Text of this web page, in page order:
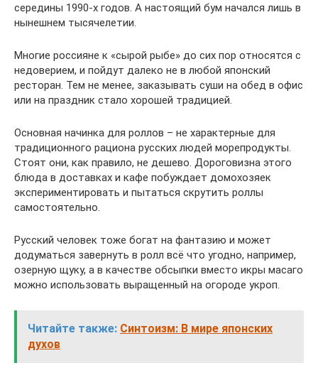
середины 1990-х годов. А настоящий бум начался лишь в
нынешнем тысячелетии.
Многие россияне к «сырой рыбе» до сих пор относятся с
недоверием, и пойдут далеко не в любой японский
ресторан. Тем не менее, заказывать суши на обед в офис
или на праздник стало хорошей традицией.
Основная начинка для роллов – не характерные для
традиционного рациона русских людей морепродукты.
Стоят они, как правило, не дешево. Дороговизна этого
блюда в доставках и кафе побуждает домохозяек
экспериментировать и пытаться скрутить роллы
самостоятельно.
Русский человек тоже богат на фантазию и может
додуматься завернуть в ролл всё что угодно, например,
озерную щуку, а в качестве обсыпки вместо икры масаго
можно использовать выращенный на огороде укроп.
Читайте также: Синтоизм: В мире японских
духов